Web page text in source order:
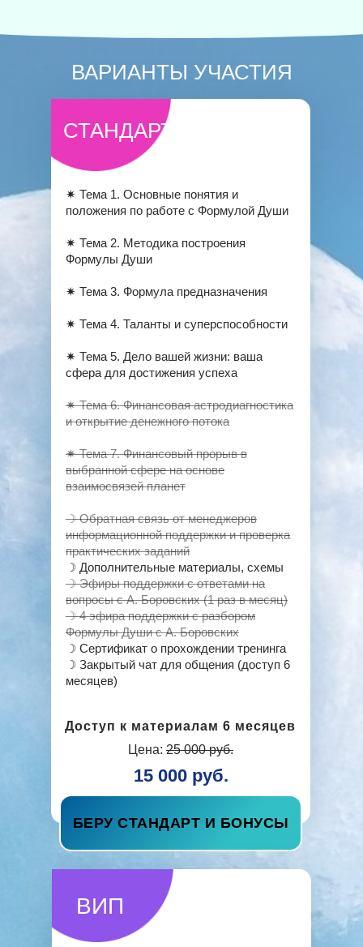
ВАРИАНТЫ УЧАСТИЯ
Цена: 25 000 руб.
СТАНДАРТ
15 000 руб.
Доступ к материалам 6 месяцев
✷ Тема 1. Основные понятия и
положения по работе с Формулой Души
✷ Тема 2. Методика построения
Формулы Души
✷ Тема 3. Формула предназначения
✷ Тема 4. Таланты и суперспособности
✷ Тема 5. Дело вашей жизни: ваша
сфера для достижения успеха
✷ Тема 6. Финансовая астродиагностика
и открытие денежного потока
✷ Тема 7. Финансовый прорыв в
выбранной сфере на основе
взаимосвязей планет
☽ Обратная связь от менеджеров
информационной поддержки и проверка
практических заданий
☽ Дополнительные материалы, схемы
☽ Эфиры поддержки с ответами на
вопросы с А. Боровских (1 раз в месяц)
☽ 4 эфира поддержки с разбором
Формулы Души с А. Боровских
☽ Сертификат о прохождении тренинга
☽ Закрытый чат для общения (доступ 6
месяцев)
БЕРУ СТАНДАРТ И БОНУСЫ
ВИП